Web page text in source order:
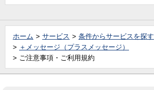
ホーム サービス
条件からサービスを探す
＋メッセージ（プラスメッセージ）
ご注意事項・ご利用規約